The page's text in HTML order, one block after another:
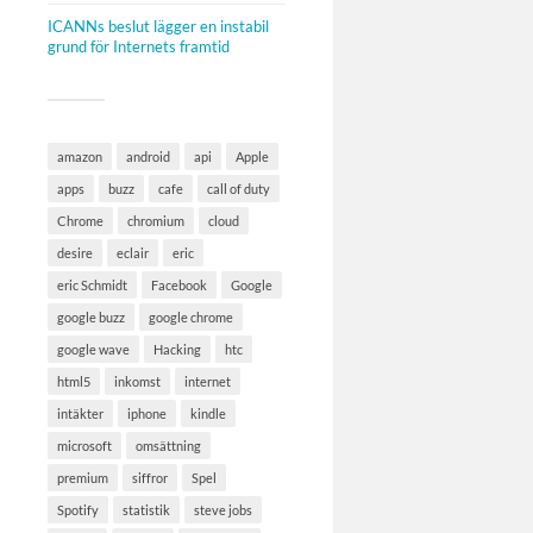
ICANNs beslut lägger en instabil
grund för Internets framtid
amazon android api Apple
apps buzz cafe call of duty
Chrome chromium cloud
desire eclair eric
eric Schmidt Facebook Google
google buzz google chrome
google wave Hacking htc
html5 inkomst internet
intäkter iphone kindle
microsoft omsättning
premium siffror Spel
Spotify statistik steve jobs